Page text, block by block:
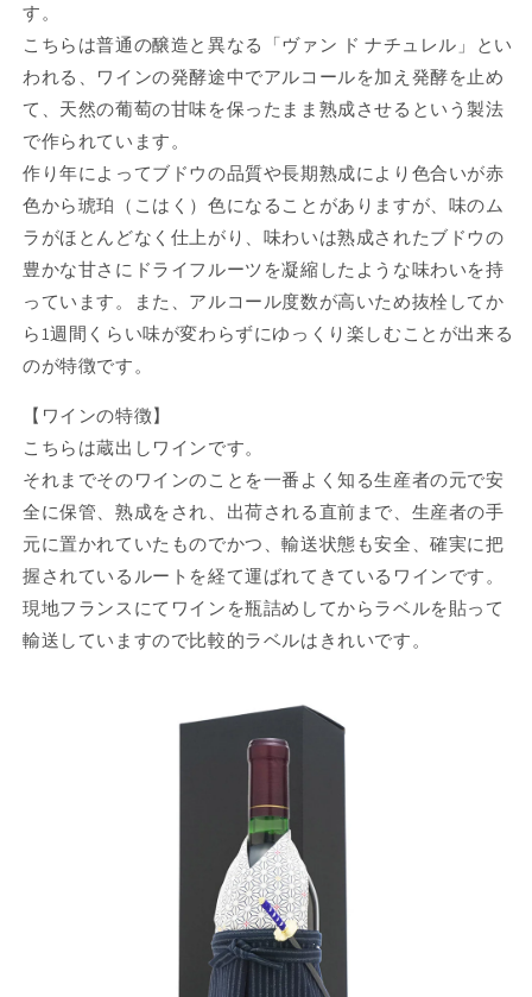
す。
こちらは普通の醸造と異なる「ヴァン ド ナチュレル」とい
われる、ワインの発酵途中でアルコールを加え発酵を止め
て、天然の葡萄の甘味を保ったまま熟成させるという製法
で作られています。
作り年によってブドウの品質や長期熟成により色合いが赤
色から琥珀（こはく）色になることがありますが、味のム
ラがほとんどなく仕上がり、味わいは熟成されたブドウの
豊かな甘さにドライフルーツを凝縮したような味わいを持
っています。また、アルコール度数が高いため抜栓してか
ら1週間くらい味が変わらずにゆっくり楽しむことが出来る
のが特徴です。
【ワインの特徴】
こちらは蔵出しワインです。
それまでそのワインのことを一番よく知る生産者の元で安
全に保管、熟成をされ、出荷される直前まで、生産者の手
元に置かれていたものでかつ、輸送状態も安全、確実に把
握されているルートを経て運ばれてきているワインです。
現地フランスにてワインを瓶詰めしてからラベルを貼って
輸送していますので比較的ラベルはきれいです。